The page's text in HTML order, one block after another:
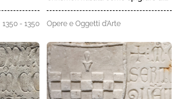
1350 - 1350
Opere e Oggetti d'Arte